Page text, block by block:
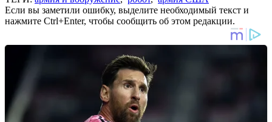
Если вы заметили ошибку, выделите необходимый текст и
нажмите Ctrl+Enter, чтобы сообщить об этом редакции.